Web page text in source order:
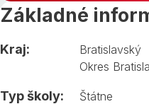
Základné
Kraj:
Bratislavský
Okres
Typ školy: Štátne